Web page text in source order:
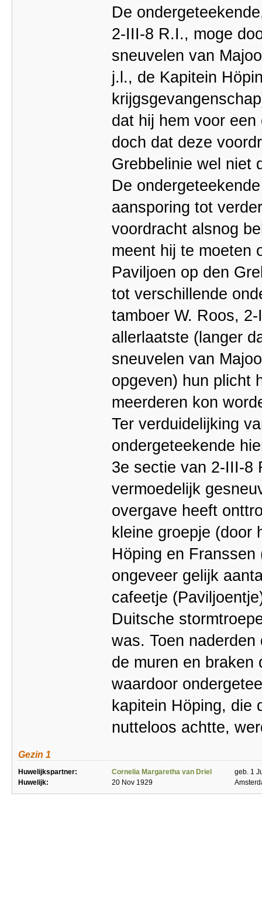
De
2-III-8 R.I., moge
sneuvelen van
j.l., de Kapitein
dat hij hem voor
doch dat deze
Grebbelinie wel niet
De
aansporing tot
voordracht alsnog
meent hij te moeten
Paviljoen op den
tot verschillende
tamboer W. Roos,
allerlaatste (langer
sneuvelen van
opgeven) hun plicht
meerderen kon
Ter verduidelijking
ondergeteekende
3e sectie van 2-III-8
vermoedelijk
overgave heeft
kleine groepje (door
Höping en
ongeveer gelijk
cafeetje
Duitsche
was. Toen
de muren en braken
waardoor
kapitein Höping, die
nutteloos achtte,
Gezin 1
Huwelijkspartner: Cornelia Margaretha van Driel
geb. 1
Huwelijk:
20 Nov 1929